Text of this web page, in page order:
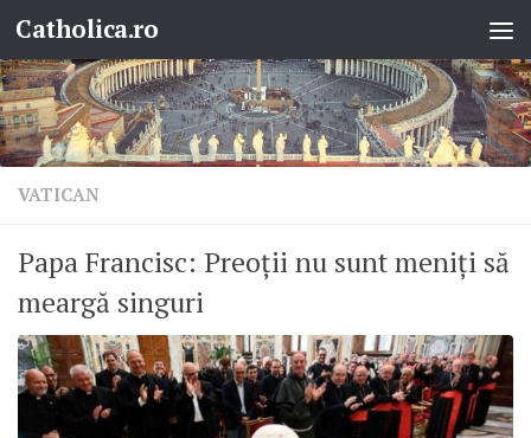
Skip to content
Catholica.ro
VATICAN
Papa Francisc: Preoții nu sunt meniți să
meargă singuri